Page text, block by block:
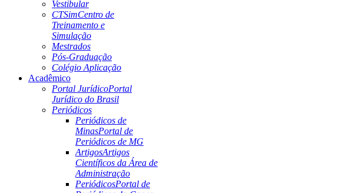
Vestibular
CTSimCentro de
Treinamento e
Simulação
Mestrados
Pós-Graduação
Colégio Aplicação
Acadêmico
Portal JurídicoPortal
Jurídico do Brasil
Periódicos
Periódicos de
MinasPortal de
Periódicos de MG
ArtigosArtigos
Científicos da Área de
Administração
PeriódicosPortal de